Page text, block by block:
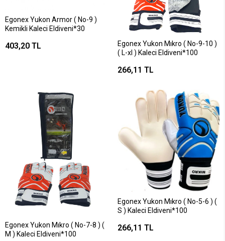
Egonex Yukon Armor ( No-9 )
Kemikli Kaleci Eldiveni*30
403,20 TL
Egonex Yukon Mıkro ( No-9-10 )
( L-xl ) Kaleci Eldiveni*100
266,11 TL
Egonex Yukon Mıkro ( No-7-8 ) (
M ) Kaleci Eldiveni*100
Egonex Yukon Mıkro ( No-5-6 ) (
S ) Kaleci Eldiveni*100
266,11 TL